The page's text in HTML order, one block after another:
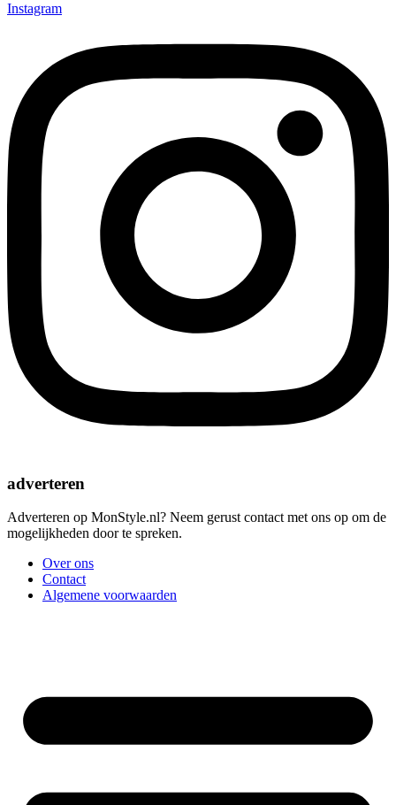
Instagram
adverteren
Adverteren op MonStyle.nl? Neem gerust contact met ons op om de
mogelijkheden door te spreken.
Over ons
Contact
Algemene voorwaarden